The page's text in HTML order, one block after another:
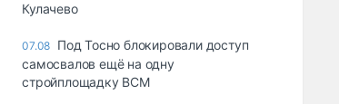
Кулачево
07.08 Под Тосно блокировали доступ
самосвалов ещё на одну
стройплощадку ВСМ